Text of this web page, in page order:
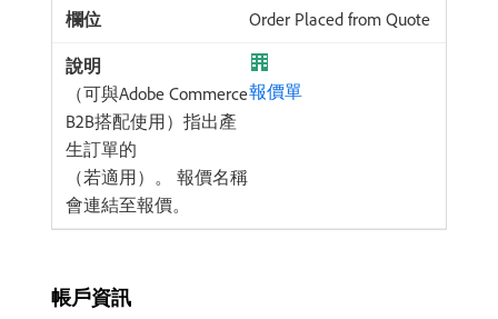
Order Placed from Quote
（可與Adobe Commerce
B2B搭配使用）指出產
生訂單的
報價單
（若適用）。 報價名稱
會連結至報價。
帳戶資訊